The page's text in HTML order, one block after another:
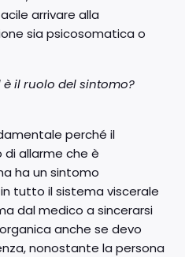
arrivare alla
sia psicosomatica o
è il ruolo del sintomo?
perché il
allarme che è
ha un sintomo
tutto il sistema viscerale
dal medico a sincerarsi
anche se devo
nonostante la persona